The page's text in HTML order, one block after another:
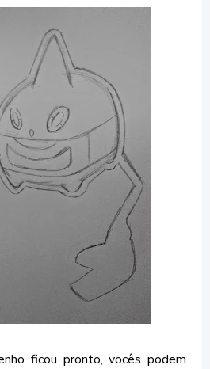
ficou pronto, vocês podem